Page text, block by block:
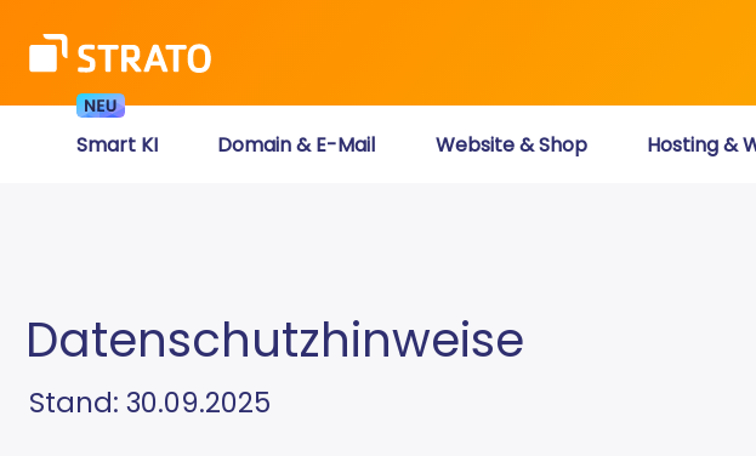
Smart KI Domain & E-Mail Website & Shop Hosting &
Datenschutzhinweise
Stand: 30.09.2025